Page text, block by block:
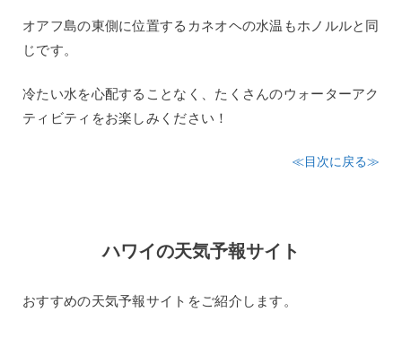
オアフ島の東側に位置するカネオヘの水温もホノルルと同
じです。
冷たい水を心配することなく、たくさんのウォーターアク
ティビティをお楽しみください！
≪目次に戻る≫
ハワイの天気予報サイト
おすすめの天気予報サイトをご紹介します。